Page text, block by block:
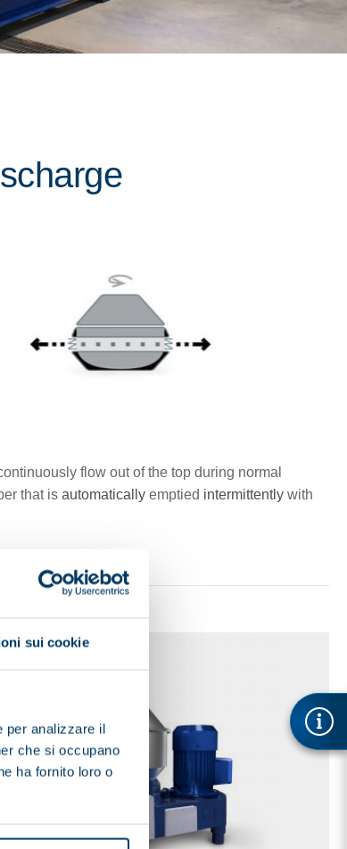
sui cookie
per analizzare il
che si occupano
ha fornito loro o
flow out of the top during normal
that is automatically emptied intermittentlywith